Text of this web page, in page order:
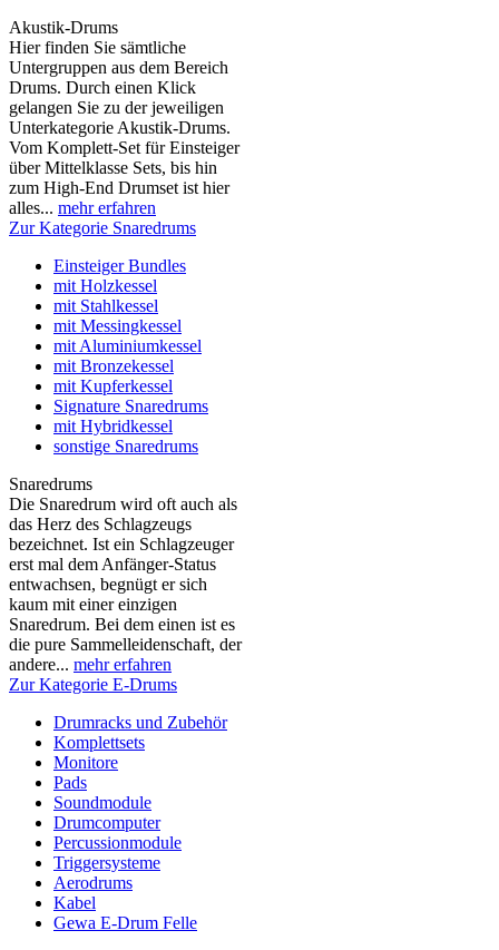
Akustik-Drums
Hier finden Sie sämtliche
Untergruppen aus dem Bereich
Drums. Durch einen Klick
gelangen Sie zu der jeweiligen
Unterkategorie Akustik-Drums.
Vom Komplett-Set für Einsteiger
über Mittelklasse Sets, bis hin
zum High-End Drumset ist hier
alles... mehr erfahren
Zur Kategorie Snaredrums
Einsteiger Bundles
mit Holzkessel
mit Stahlkessel
mit Messingkessel
mit Aluminiumkessel
mit Bronzekessel
mit Kupferkessel
Signature Snaredrums
mit Hybridkessel
sonstige Snaredrums
Snaredrums
Die Snaredrum wird oft auch als
das Herz des Schlagzeugs
bezeichnet. Ist ein Schlagzeuger
erst mal dem Anfänger-Status
entwachsen, begnügt er sich
kaum mit einer einzigen
Snaredrum. Bei dem einen ist es
die pure Sammelleidenschaft, der
andere... mehr erfahren
Zur Kategorie E-Drums
Drumracks und Zubehör
Komplettsets
Monitore
Pads
Soundmodule
Drumcomputer
Percussionmodule
Triggersysteme
Aerodrums
Kabel
Gewa E-Drum Felle